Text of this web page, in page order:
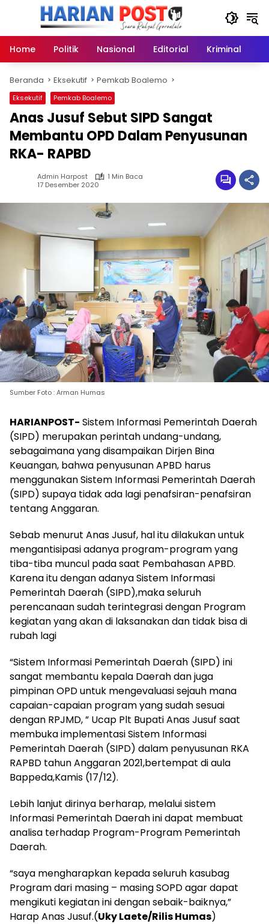
Home
Politik Nasional Editorial Kriminal
Beranda Eksekutif Pemkab Boalemo
Eksekutif Pemkab Boalemo
Anas Jusuf Sebut SIPD Sangat
Membantu OPD Dalam Penyusunan
RKA- RAPBD
Admin Harpost
1 Min Baca
17 Desember 2020
Sumber Foto : Arman Humas
HARIANPOST- Sistem Informasi Pemerintah Daerah
(SIPD) merupakan perintah undang-undang,
sebagaimana yang disampaikan Dirjen Bina
Keuangan, bahwa penyusunan APBD harus
menggunakan Sistem Informasi Pemerintah Daerah
(SIPD) supaya tidak ada lagi penafsiran-penafsiran
tentang Anggaran.
Sebab menurut Anas Jusuf, hal itu dilakukan untuk
mengantisipasi adanya program-program yang
tiba-tiba muncul pada saat Pembahasan APBD.
Karena itu dengan adanya Sistem Informasi
Pemerintah Daerah (SIPD),maka seluruh
perencanaan sudah terintegrasi dengan Program
kegiatan yang akan di laksanakan dan tidak bisa di
rubah lagi
“Sistem Informasi Pemerintah Daerah (SIPD) ini
sangat membantu kepala Daerah dan juga
pimpinan OPD untuk mengevaluasi sejauh mana
capaian-capaian program yang sudah sesuai
dengan RPJMD, ” Ucap Plt Bupati Anas Jusuf saat
membuka implementasi Sistem Informasi
Pemerintah Daerah (SIPD) dalam penyusunan RKA
RAPBD tahun Anggaran 2021,bertempat di aula
Bappeda,Kamis (17/12).
Lebih lanjut dirinya berharap, melalui sistem
Informasi Pemerintah Daerah ini dapat membuat
analisa terhadap Program-Program Pemerintah
Daerah.
“saya mengharapkan kepada seluruh kasubag
Program dari masing – masing SOPD agar dapat
mengikuti kegiatan ini dengan sebaik-baiknya,”
Harap Anas Jusuf.(Uky Laete/Rilis Humas)